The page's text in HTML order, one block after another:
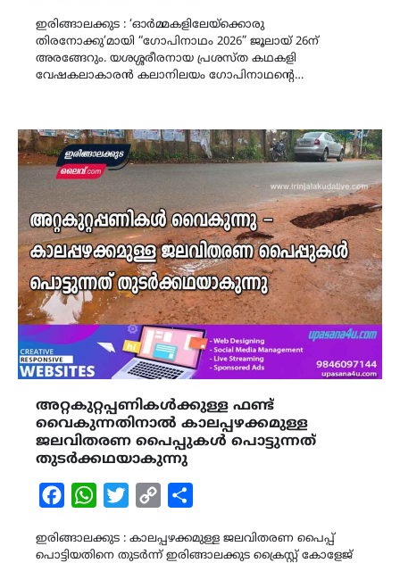
ഇരിങ്ങാലക്കുട : ‘ഓർമ്മകളിലേയ്ക്കൊരു
തിരനോക്കു’മായി “ഗോപിനാഥം 2026” ജൂലായ് 26ന്
അരങ്ങേറും. യശശ്ശരീരനായ പ്രശസ്ത കഥകളി
വേഷകലാകാരൻ കലാനിലയം ഗോപിനാഥന്റെ…
അറ്റകുറ്റപ്പണികൾക്കുള്ള ഫണ്ട്
വൈകുന്നതിനാൽ കാലപ്പഴക്കമുള്ള
ജലവിതരണ പൈപ്പുകൾ പൊട്ടുന്നത്
തുടർക്കഥയാകുന്നു
FacebookWhatsAppTwitterCopy
ഇരിങ്ങാലക്കുട : കാലപ്പഴക്കമുള്ള ജലവിതരണ പൈപ്പ്
പൊട്ടിയതിനെ തുടർന്ന് ഇരിങ്ങാലക്കുട ക്രൈസ്റ്റ് കോളേജ്